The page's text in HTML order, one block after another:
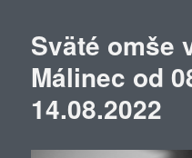
Sväté omše
Málinec od
14.08.2022